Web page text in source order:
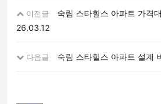
이전글
숙림 스타힐스 아파트 가격
26.03.12
다음글 숙림 스타힐스 아파트 설계